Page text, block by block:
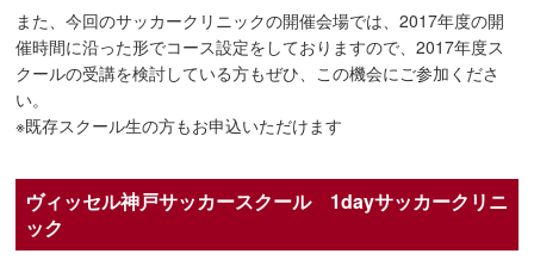
また、今回のサッカークリニックの開催会場では、2017年度の開
催時間に沿った形でコース設定をしておりますので、2017年度ス
クールの受講を検討している方もぜひ、この機会にご参加くださ
い。
※既存スクール生の方もお申込いただけます
ヴィッセル神戸サッカースクール 1dayサッカークリニ
ック